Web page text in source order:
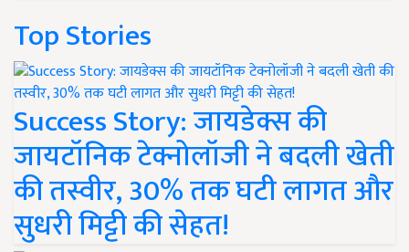
Top Stories
Success Story: जायडेक्स की
जायटॉनिक टेक्नोलॉजी ने बदली खेती
की तस्वीर, 30% तक घटी लागत और
सुधरी मिट्टी की सेहत!